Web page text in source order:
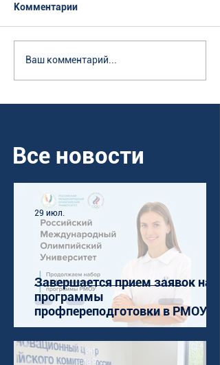
Комментарии
Ваш комментарий...
Все новости
Завершается прием заявок на
программы
профпереподготовки в РМОУ
29 июл.